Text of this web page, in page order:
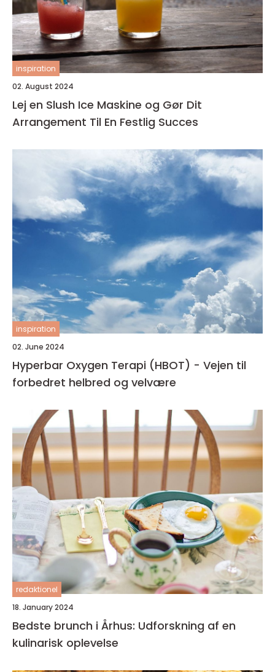
inspiration
02. August 2024
Lej en Slush Ice Maskine og Gør Dit
Arrangement Til En Festlig Succes
inspiration
02. June 2024
Hyperbar Oxygen Terapi (HBOT) - Vejen til
forbedret helbred og velvære
redaktionel
18. January 2024
Bedste brunch i Århus: Udforskning af en
kulinarisk oplevelse